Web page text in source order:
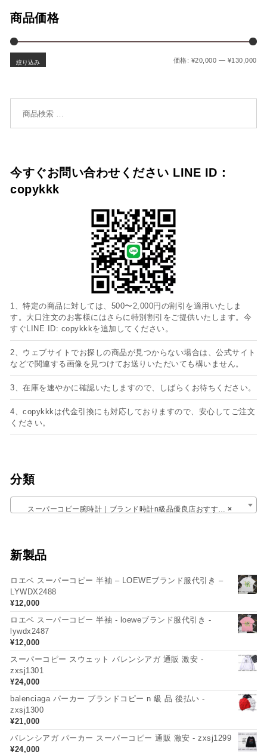
商品価格
最
最
絞り込み 価格: ¥20,000 — ¥130,000
今すぐお問い合わせください LINE ID：
copykkk
1、特定の商品に対しては、500〜2,000円の割引を適用いたしま
す。大口注文のお客様にはさらに特別割引をご提供いたします。今
すぐLINE ID: copykkkを追加してください。
2、ウェブサイトでお探しの商品が見つからない場合は、公式サイト
などで関連する画像を見つけてお送りいただいても構いません。
3、在庫を速やかに確認いたしますので、しばらくお待ちください。
4、copykkkは代金引換にも対応しておりますので、安心してご注文
ください。
分類
×
スーパーコピー腕時計｜ブランド時計n級品優良店おすすめサイト
新製品
ロエベ スーパーコピー 半袖 – LOEWEブランド服代引き –
LYWDX2488
¥12,000
ロエベ スーパーコピー 半袖 - loeweブランド服代引き -
lywdx2487
¥12,000
スーパーコピー スウェット バレンシアガ 通販 激安 -
zxsj1301
¥24,000
balenciaga パーカー ブランドコピー n 級 品 後払い -
zxsj1300
¥21,000
バレンシアガ パーカー スーパーコピー 通販 激安 - zxsj1299
¥24,000